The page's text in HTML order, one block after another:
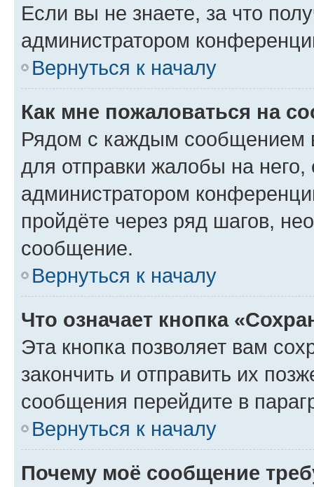
Если вы не знаете, за что
администратором
Вернуться к началу
Как мне пожаловаться на
Рядом с каждым сообщением
для отправки жалобы на
администратором
пройдёте через ряд шагов,
сообщение.
Вернуться к началу
Что означает кнопка
Эта кнопка позволяет вам
закончить и отправить их
сообщения перейдите в
Вернуться к началу
Почему моё сообщение